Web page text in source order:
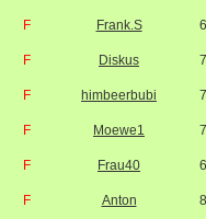
F Frank.S
F Diskus
F himbeerbubi
F Moewe1
F Frau40
F Anton